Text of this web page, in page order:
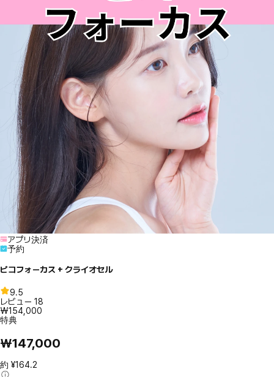
アプリ決済
予約
ピコフォーカス + クライオセル
9.5
レビュー 18
₩154,000
特典
₩147,000
約 ¥164.2